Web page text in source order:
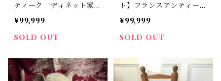
ティーク ディネット家
具 ドール家具 ミニコモ
ード チェスト D-２【5
25】【フランスバイヤー
¥99,999
SOLD OUT
ト】フランスアンティー
ク ディネット家具 ドー
ル家具 手描き絵 ミニコ
モードとテーブルのセット
ーセレクト品】
¥99,999
SOLD OUT